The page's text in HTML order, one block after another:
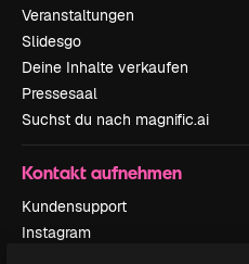
Veranstaltungen
Slidesgo
Deine Inhalte verkaufen
Pressesaal
Suchst du nach magnific.ai
Kontakt aufnehmen
Kundensupport
Instagram